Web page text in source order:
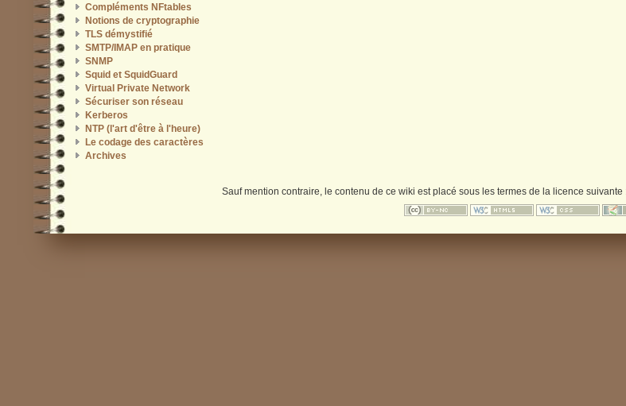
Compléments NFtables
Notions de cryptographie
TLS démystifié
SMTP/IMAP en pratique
SNMP
Squid et SquidGuard
Virtual Private Network
Sécuriser son réseau
Kerberos
NTP (l'art d'être à l'heure)
Le codage des caractères
Archives
Sauf mention contraire, le contenu de ce wiki est placé sous les termes de la licence suivante